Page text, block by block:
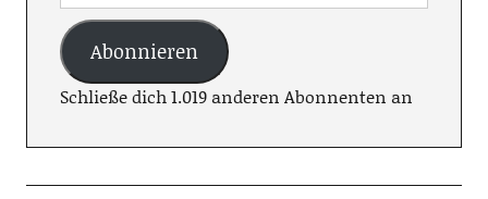
Abonnieren
Schließe dich 1.019 anderen Abonnenten an